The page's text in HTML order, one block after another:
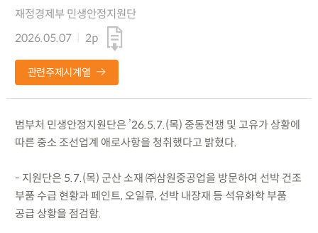
재정경제부 민생안정지원단
2026.05.07
2p
관련주제시계열
범부처 민생안정지원단은 ’26.5.7.(목) 중동전쟁 및 고유가 상황에
따른 중소 조선업계 애로사항을 청취했다고 밝혔다.
- 지원단은 5.7.(목) 군산 소재 ㈜삼원중공업을 방문하여 선박 건조
부품 수급 현황과 페인트, 오일류, 선박 내장재 등 석유화학 부품
공급 상황을 점검함.